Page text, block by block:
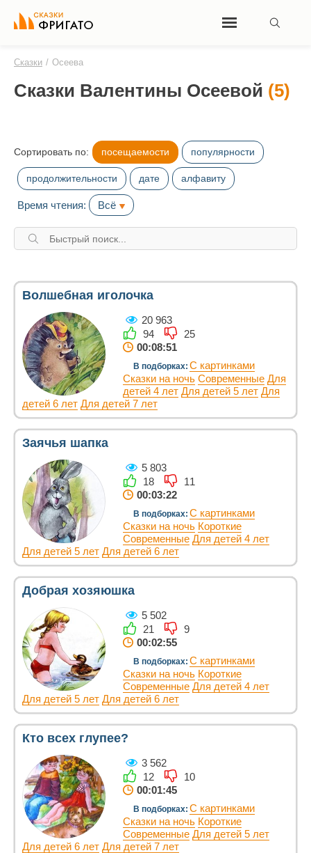
Сказки / Осеева
Сказки Валентины Осеевой (5)
Сортировать по: посещаемости популярности
продолжительности дате алфавиту
Время чтения: Всё
Волшебная иголочка
20 963
94
25
00:08:51
В подборках: С картинками
Сказки на ночь Современные Для
детей 4 лет Для детей 5 лет Для
детей 6 лет Для детей 7 лет
Заячья шапка
5 803
18
11
00:03:22
В подборках: С картинками
Сказки на ночь Короткие
Современные Для детей 4 лет
Для детей 5 лет Для детей 6 лет
Добрая хозяюшка
5 502
21
9
00:02:55
В подборках: С картинками
Сказки на ночь Короткие
Современные Для детей 4 лет
Для детей 5 лет Для детей 6 лет
Кто всех глупее?
3 562
12
10
00:01:45
В подборках: С картинками
Сказки на ночь Короткие
Современные Для детей 5 лет
Для детей 6 лет Для детей 7 лет